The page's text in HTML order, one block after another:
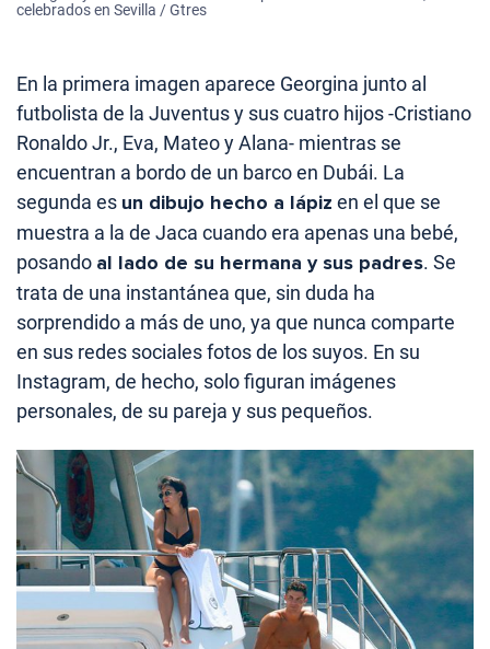
celebrados en Sevilla / Gtres
En la primera imagen aparece Georgina junto al
futbolista de la Juventus y sus cuatro hijos -Cristiano
Ronaldo Jr., Eva, Mateo y Alana- mientras se
encuentran a bordo de un barco en Dubái. La
segunda es un dibujo hecho a lápiz en el que se
muestra a la de Jaca cuando era apenas una bebé,
posando al lado de su hermana y sus padres. Se
trata de una instantánea que, sin duda ha
sorprendido a más de uno, ya que nunca comparte
en sus redes sociales fotos de los suyos. En su
Instagram, de hecho, solo figuran imágenes
personales, de su pareja y sus pequeños.